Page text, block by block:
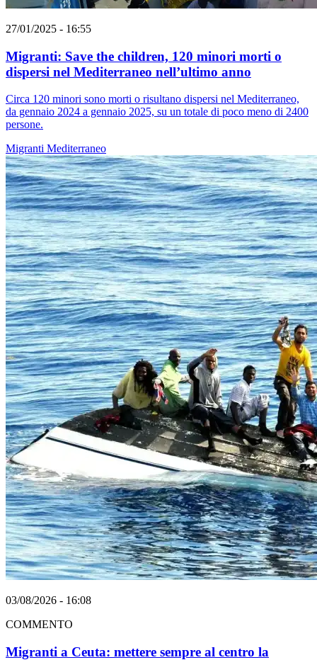
27/01/2025 - 16:55
Migranti: Save the children, 120 minori morti o
dispersi nel Mediterraneo nell’ultimo anno
Circa 120 minori sono morti o risultano dispersi nel Mediterraneo,
da gennaio 2024 a gennaio 2025, su un totale di poco meno di 2400
persone.
Migranti Mediterraneo
03/08/2026 - 16:08
COMMENTO
Migranti a Ceuta: mettere sempre al centro la